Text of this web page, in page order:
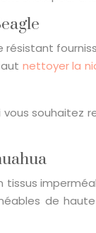
nettoyer la
souhaitez
de